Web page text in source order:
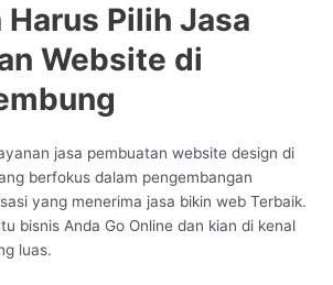
Pilih Jasa
Website di
jasa pembuatan website design di
berfokus dalam pengembangan
yang menerima jasa bikin web Terbaik.
bisnis Anda Go Online dan kian di kenal
luas.